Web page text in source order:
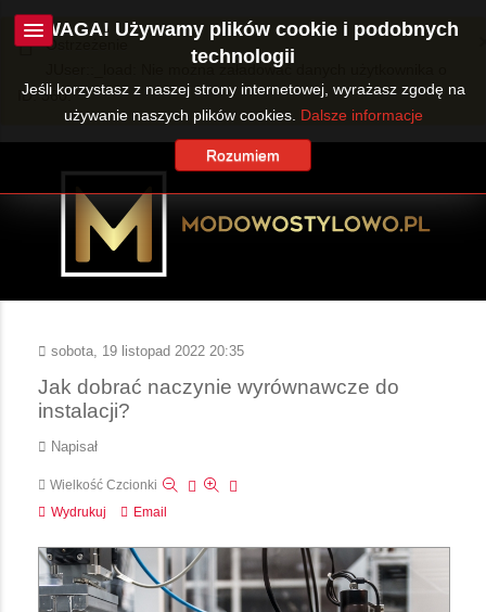
Ostrzeżenie
JUser::_load: Nie można załadować danych użytkownika o
ID: 360.
sobota, 19 listopad 2022 20:35
Jak dobrać naczynie wyrównawcze do
instalacji?
Napisał
Wielkość Czcionki
Wydrukuj
Email
UWAGA! Używamy plików cookie i podobnych
technologii
Jeśli korzystasz z naszej strony internetowej, wyrażasz zgodę na
używanie naszych plików cookies. Dalsze informacje
Rozumiem